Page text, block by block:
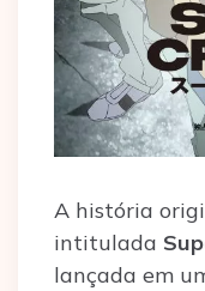
A história
intitulada
lançada em